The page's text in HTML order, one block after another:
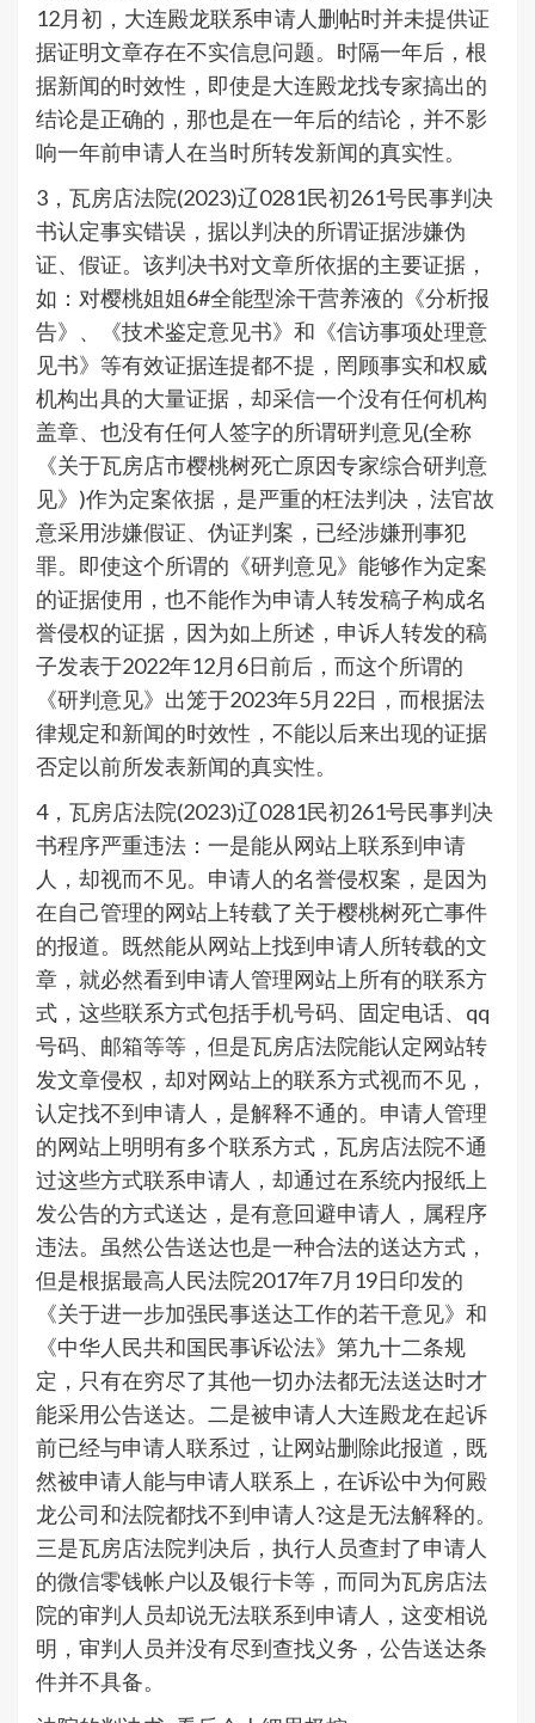
12月初，大连殿龙联系申请人删帖时并未提供证
据证明文章存在不实信息问题。时隔一年后，根
据新闻的时效性，即使是大连殿龙找专家搞出的
结论是正确的，那也是在一年后的结论，并不影
响一年前申请人在当时所转发新闻的真实性。
3，瓦房店法院(2023)辽0281民初261号民事判决
书认定事实错误，据以判决的所谓证据涉嫌伪
证、假证。该判决书对文章所依据的主要证据，
如：对樱桃姐姐6#全能型涂干营养液的《分析报
告》、《技术鉴定意见书》和《信访事项处理意
见书》等有效证据连提都不提，罔顾事实和权威
机构出具的大量证据，却采信一个没有任何机构
盖章、也没有任何人签字的所谓研判意见(全称
《关于瓦房店市樱桃树死亡原因专家综合研判意
见》)作为定案依据，是严重的枉法判决，法官故
意采用涉嫌假证、伪证判案，已经涉嫌刑事犯
罪。即使这个所谓的《研判意见》能够作为定案
的证据使用，也不能作为申请人转发稿子构成名
誉侵权的证据，因为如上所述，申诉人转发的稿
子发表于2022年12月6日前后，而这个所谓的
《研判意见》出笼于2023年5月22日，而根据法
律规定和新闻的时效性，不能以后来出现的证据
否定以前所发表新闻的真实性。
4，瓦房店法院(2023)辽0281民初261号民事判决
书程序严重违法：一是能从网站上联系到申请
人，却视而不见。申请人的名誉侵权案，是因为
在自己管理的网站上转载了关于樱桃树死亡事件
的报道。既然能从网站上找到申请人所转载的文
章，就必然看到申请人管理网站上所有的联系方
式，这些联系方式包括手机号码、固定电话、qq
号码、邮箱等等，但是瓦房店法院能认定网站转
发文章侵权，却对网站上的联系方式视而不见，
认定找不到申请人，是解释不通的。申请人管理
的网站上明明有多个联系方式，瓦房店法院不通
过这些方式联系申请人，却通过在系统内报纸上
发公告的方式送达，是有意回避申请人，属程序
违法。虽然公告送达也是一种合法的送达方式，
但是根据最高人民法院2017年7月19日印发的
《关于进一步加强民事送达工作的若干意见》和
《中华人民共和国民事诉讼法》第九十二条规
定，只有在穷尽了其他一切办法都无法送达时才
能采用公告送达。二是被申请人大连殿龙在起诉
前已经与申请人联系过，让网站删除此报道，既
然被申请人能与申请人联系上，在诉讼中为何殿
龙公司和法院都找不到申请人?这是无法解释的。
三是瓦房店法院判决后，执行人员查封了申请人
的微信零钱帐户以及银行卡等，而同为瓦房店法
院的审判人员却说无法联系到申请人，这变相说
明，审判人员并没有尽到查找义务，公告送达条
件并不具备。